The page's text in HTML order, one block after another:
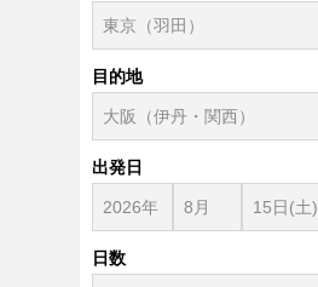
目的地
出発日
日数